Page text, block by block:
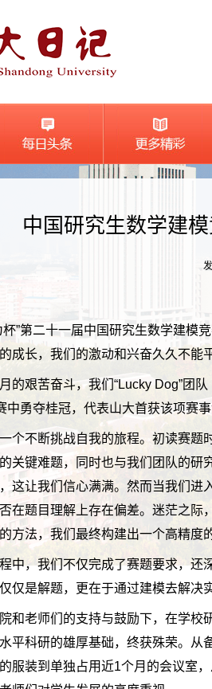
中国研究生数学建
杯”第二十一届中国研究生数学建模
成长，我们的激动和兴奋久久不能
的艰苦奋斗，我们“Lucky Dog”团
中勇夺桂冠，代表山大首获该项赛
个不断挑战自我的旅程。初读赛
关键难题，同时也与我们团队的
这让我们信心满满。然而当我们
在题目理解上存在偏差。迷茫之
方法，我们最终构建出一个高精度
中，我们不仅完成了赛题要求，还
仅是解题，更在于通过建模去解决
和老师们的支持与鼓励下，在学校
平科研的雄厚基础，终获殊荣。
服装到单独占用近1个月的会议室